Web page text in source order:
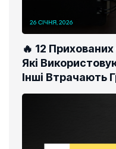
26 СІЧНЯ, 2026
🔥 12
Які
Інші Втрачають